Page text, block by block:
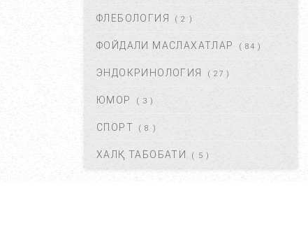
ҚОРИН ДАМ БЎЛИШИ
ҚУТУЛИШ ЙЎЛЛАРИ....
ИЮЛ 16, 2021
ФЛЕБОЛОГИЯ ( 2 )
ФОЙДАЛИ МАСЛАХАТЛАР ( 84 )
ЭНДОКРИНОЛОГИЯ ( 27 )
ЮМОР ( 3 )
СПОРТ ( 8 )
ХАЛҚ ТАБОБАТИ ( 5 )